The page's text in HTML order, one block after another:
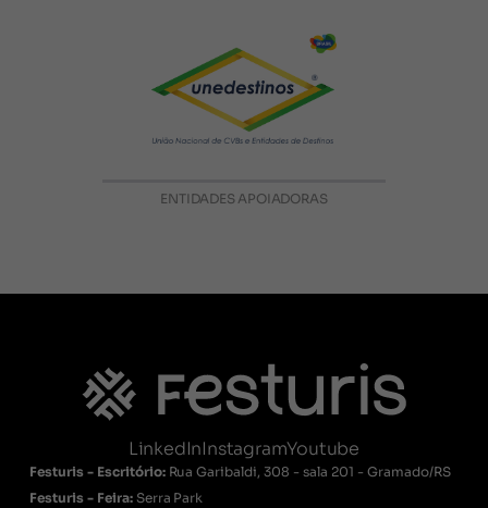
ENTIDADES APOIADORAS
LinkedInInstagramYoutube
Festuris - Escritório: Rua Garibaldi, 308 - sala 201 - Gramado/RS
Festuris - Feira: Serra Park